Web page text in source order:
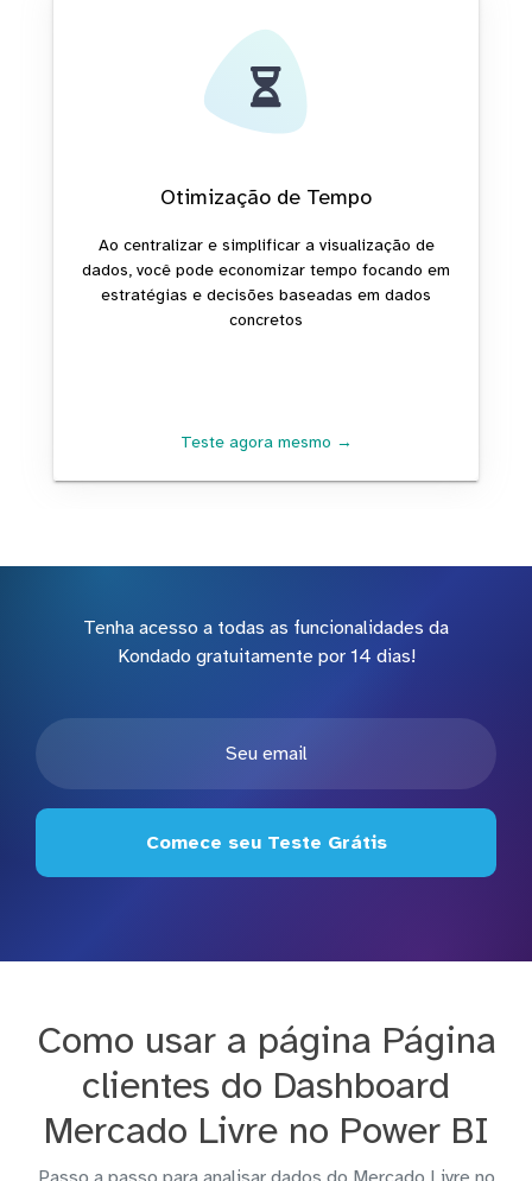
Otimização de Tempo
Ao centralizar e simplificar a visualização de
dados, você pode economizar tempo focando em
estratégias e decisões baseadas em dados
concretos
Teste agora mesmo →
Tenha acesso a todas as funcionalidades da
Kondado gratuitamente por 14 dias!
Comece seu Teste Grátis
Como usar a página Página
clientes do Dashboard
Mercado Livre no Power BI